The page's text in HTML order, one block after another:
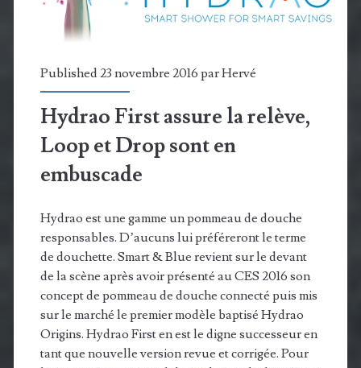
au
Published 23 novembre 2016 parHervé
Hydrao First assure la relève,
Loop et Drop sont en
embuscade
Hydrao est une gamme un pommeau de douche
responsables. D’aucuns lui préféreront le terme
de douchette. Smart & Blue revient sur le devant
de la scène après avoir présenté au CES 2016 son
concept de pommeau de douche connecté puis mis
sur le marché le premier modèle baptisé Hydrao
Origins. Hydrao First en est le digne successeur en
tant que nouvelle version revue et corrigée. Pour